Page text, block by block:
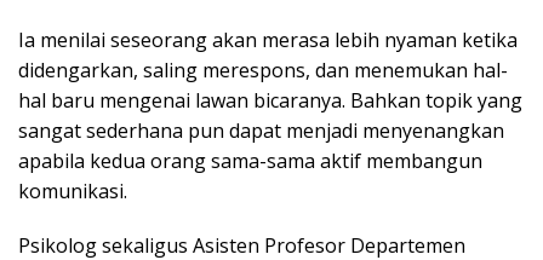
Ia menilai seseorang akan merasa lebih nyaman ketika
didengarkan, saling merespons, dan menemukan hal-
hal baru mengenai lawan bicaranya. Bahkan topik yang
sangat sederhana pun dapat menjadi menyenangkan
apabila kedua orang sama-sama aktif membangun
komunikasi.
Psikolog sekaligus Asisten Profesor Departemen